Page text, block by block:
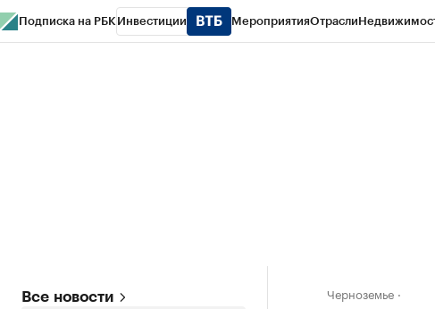
Подписка на РБК Инвестиции МероприятияОтрасли
Все новости Черноземье